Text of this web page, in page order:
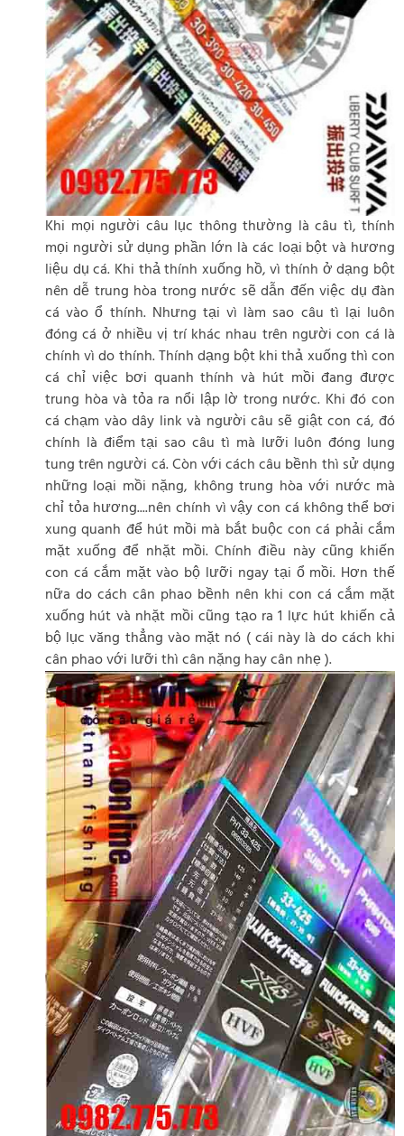
Khi mọi người câu lục thông thường là câu tì, thính
mọi người sử dụng phần lớn là các loại bột và hương
liệu dụ cá. Khi thả thính xuống hồ, vì thính ở dạng bột
nên dễ trung hòa trong nước sẽ dẫn đến việc dụ đàn
cá vào ổ thính. Nhưng tại vì làm sao câu tì lại luôn
đóng cá ở nhiều vị trí khác nhau trên người con cá là
chính vì do thính. Thính dạng bột khi thả xuống thì con
cá chỉ việc bơi quanh thính và hút mồi đang được
trung hòa và tỏa ra nổi lập lờ trong nước. Khi đó con
cá chạm vào dây link và người câu sẽ giật con cá, đó
chính là điểm tại sao câu tì mà lưỡi luôn đóng lung
tung trên người cá. Còn với cách câu bềnh thì sử dụng
những loại mồi nặng, không trung hòa với nước mà
chỉ tỏa hương....nên chính vì vậy con cá không thể bơi
xung quanh để hút mồi mà bắt buộc con cá phải cắm
mặt xuống để nhặt mồi. Chính điều này cũng khiến
con cá cắm mặt vào bộ lưỡi ngay tại ổ mồi. Hơn thế
nữa do cách cân phao bềnh nên khi con cá cắm mặt
xuống hút và nhặt mồi cũng tạo ra 1 lực hút khiến cả
bộ lục văng thẳng vào mặt nó ( cái này là do cách khi
cân phao với lưỡi thì cân nặng hay cân nhẹ ).